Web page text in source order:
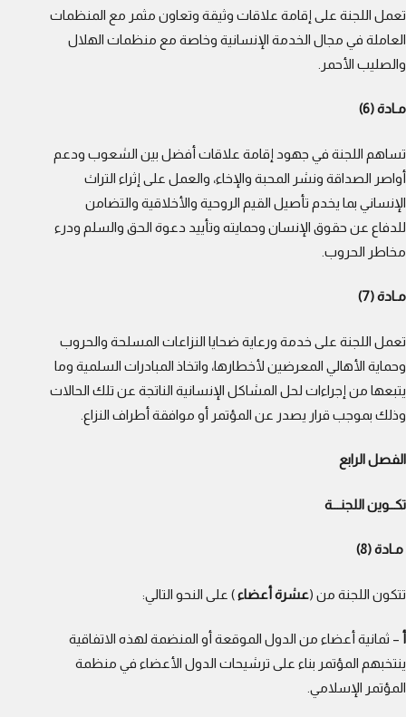
تعمل اللجنة على إقامة علاقات وثيقة وتعاون مثمر مع المنظمات
العاملة في مجال الخدمة الإنسانية وخاصة مع منظمات الهلال
والصليب الأحمر.
مـادة (6)
تساهم اللجنة في جهود إقامة علاقات أفضل بين الشعوب ودعم
أواصر الصداقة ونشر المحبة والإخاء، والعمل على إثراء التراث
الإنساني بما يخدم تأصيل القيم الروحية والأخلاقية والتضامن
للدفاع عن حقوق الإنسان وحمايته وتأييد دعوة الحق والسلم ودرء
مخاطر الحروب.
مـادة (7)
تعمل اللجنة على خدمة ورعاية ضحايا النزاعات المسلحة والحروب
وحماية الأهالي المعرضين لأخطارها، واتخاذ المبادرات السلمية وما
يتبعها من إجراءات لحل المشاكل الإنسانية الناتجة عن تلك الحالات
وذلك بموجب قرار يصدر عن المؤتمر أو موافقة أطراف النزاع.
الفصل الرابع
تكــوين اللجنـــة
مـادة (8)
تتكون اللجنة من (عشرة أعضاء) على النحو التالي:
أ – ثمانية أعضاء من الدول الموقعة أو المنضمة لهذه الاتفاقية
ينتخبهم المؤتمر بناء على ترشيحات الدول الأعضاء في منظمة
المؤتمر الإسلامي.